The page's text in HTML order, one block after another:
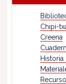
Chipi-
Creena
Historia